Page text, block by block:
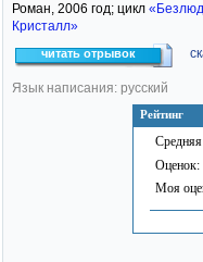
Рейтинг
Оценок:
Моя
Роман, 2006 год; цикл
Кристалл»
читать отрывок
Язык написания: русский